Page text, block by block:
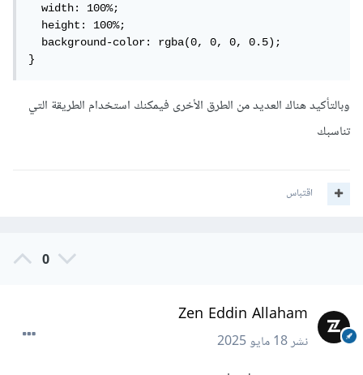
  width: 100%;
  height: 100%;
  background-color: rgba(0, 0, 0, 0.5);
}
وبالتأكيد هناك العديد من الطرق الأخرى فيمكنك استخدام الطريقة التي
تناسبك
اقتباس
0
Zen Eddin Allaham
نشر18 مايو 2025